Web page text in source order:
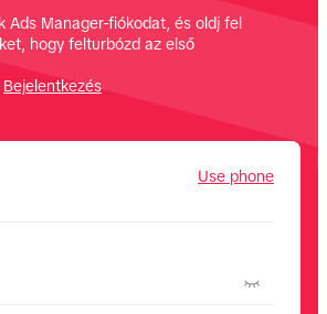
Ads Manager-fiókodat, és oldj fel
hogy felturbózd az első
Bejelentkezés
Use phone